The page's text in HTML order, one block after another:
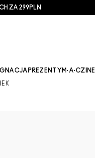
ZA 299PLN
PREZENTY M·A·CZINE​